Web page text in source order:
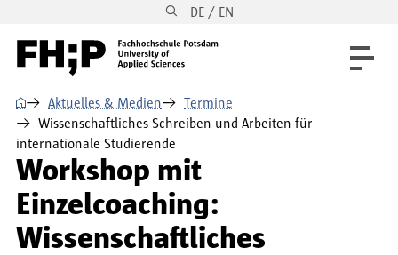
Direkt zur Hauptnavigation DE / EN
⌂ Aktuelles & Medien
Termine
Wissenschaftliches Schreiben und Arbeiten für
internationale Studierende
Workshop mit
Einzelcoaching:
Wissenschaftliches